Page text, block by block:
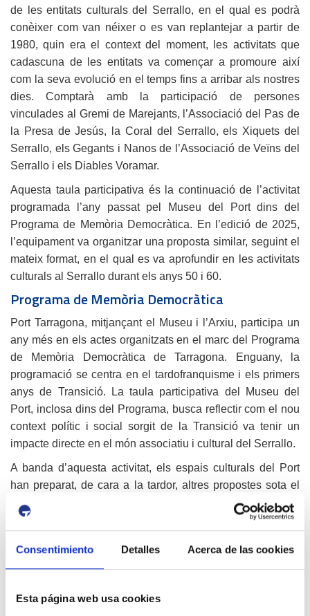
Consentimiento Detalles Acerca de las cookies
Esta página web usa cookies
de les entitats culturals del Serrallo, en el qual es podrà
conèixer com van néixer o es van replantejar a partir de
1980, quin era el context del moment, les activitats que
cadascuna de les entitats va començar a promoure així
com la seva evolució en el temps fins a arribar als nostres
dies. Comptarà amb la participació de persones
vinculades al Gremi de Marejants, l’Associació del Pas de
la Presa de Jesús, la Coral del Serrallo, els Xiquets del
Serrallo, els Gegants i Nanos de l’Associació de Veïns del
Serrallo i els Diables Voramar.
Aquesta taula participativa és la continuació de l’activitat
programada l’any passat pel Museu del Port dins del
Programa de Memòria Democràtica. En l’edició de 2025,
l’equipament va organitzar una proposta similar, seguint el
mateix format, en el qual es va aprofundir en les activitats
culturals al Serrallo durant els anys 50 i 60.
Programa de Memòria Democràtica
Port Tarragona, mitjançant el Museu i l’Arxiu, participa un
any més en els actes organitzats en el marc del Programa
de Memòria Democràtica de Tarragona. Enguany, la
programació se centra en el tardofranquisme i els primers
anys de Transició. La taula participativa del Museu del
Port, inclosa dins del Programa, busca reflectir com el nou
context polític i social sorgit de la Transició va tenir un
impacte directe en el món associatiu i cultural del Serrallo.
A banda d’aquesta activitat, els espais culturals del Port
han preparat, de cara a la tardor, altres propostes sota el
paraigua del Programa de Memòria Democràtica de
Tarragona. El Museu oferirà el dimarts, 29 de setembre, la
la memòria de la Guerra Civil’, a càrrec de Lluís Balart. El
dijous, 1 d’octubre, es col·locarà una placa al carrer Callao
Serrallo, per a identificar aquest indret com un dels espais